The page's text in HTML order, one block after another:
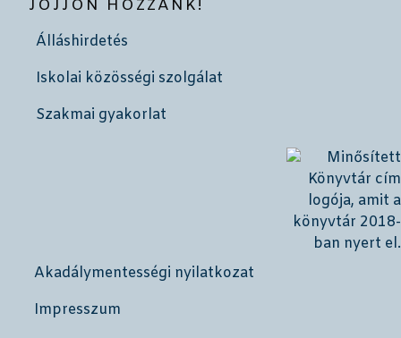
JÖJJÖN HOZZÁNK!
Álláshirdetés
Iskolai közösségi szolgálat
Szakmai gyakorlat
Akadálymentességi nyilatkozat
Impresszum